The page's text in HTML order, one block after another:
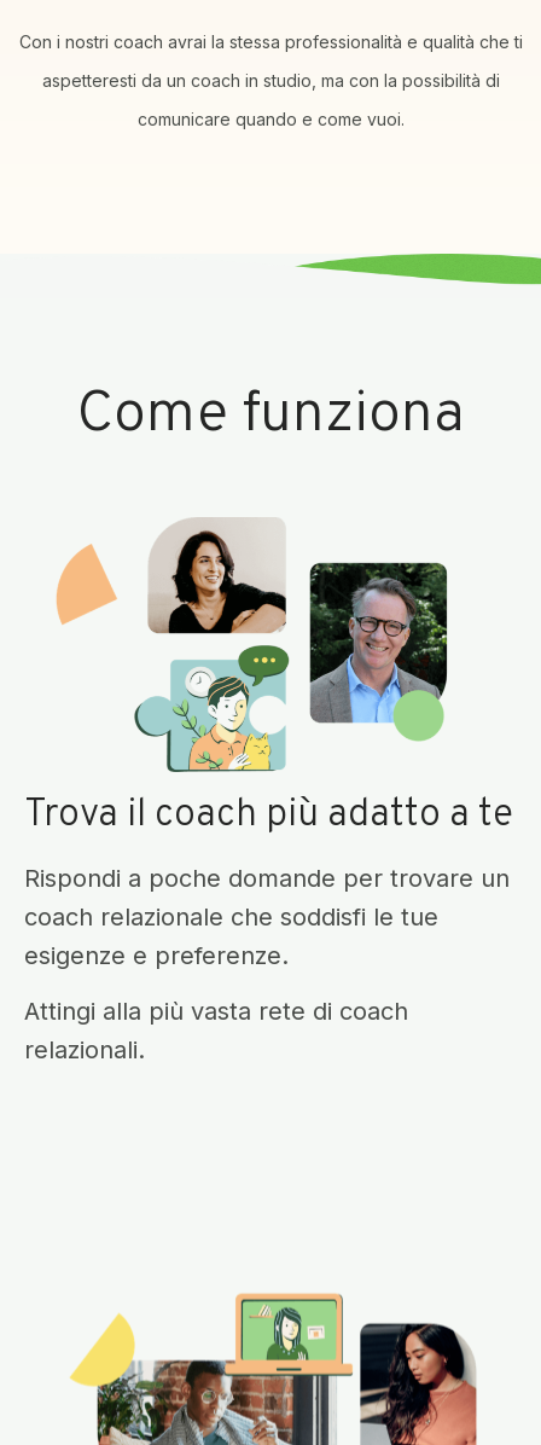
Con i nostri coach avrai la stessa professionalità e qualità che ti
aspetteresti da un coach in studio, ma con la possibilità di
comunicare quando e come vuoi.
Come funziona
Trova il coach più adatto a te
Rispondi a poche domande per trovare un
coach relazionale che soddisfi le tue
esigenze e preferenze.
Attingi alla più vasta rete di coach
relazionali.